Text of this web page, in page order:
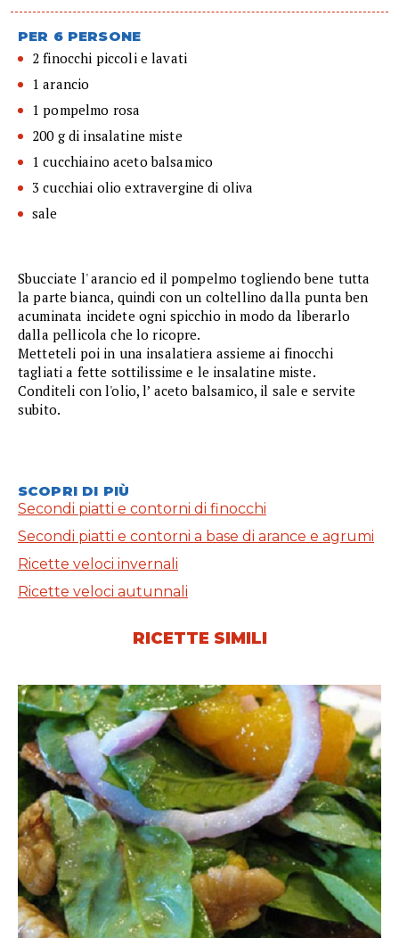
PER 6 PERSONE
2 finocchi piccoli e lavati
1 arancio
1 pompelmo rosa
200 g di insalatine miste
1 cucchiaino aceto balsamico
3 cucchiai olio extravergine di oliva
sale
Sbucciate l' arancio ed il pompelmo togliendo bene tutta
la parte bianca, quindi con un coltellino dalla punta ben
acuminata incidete ogni spicchio in modo da liberarlo
dalla pellicola che lo ricopre.
Metteteli poi in una insalatiera assieme ai finocchi
tagliati a fette sottilissime e le insalatine miste.
Conditeli con l'olio, l’ aceto balsamico, il sale e servite
subito.
SCOPRI DI PIÙ
Secondi piatti e contorni di finocchi
Secondi piatti e contorni a base di arance e agrumi
Ricette veloci invernali
Ricette veloci autunnali
RICETTE SIMILI